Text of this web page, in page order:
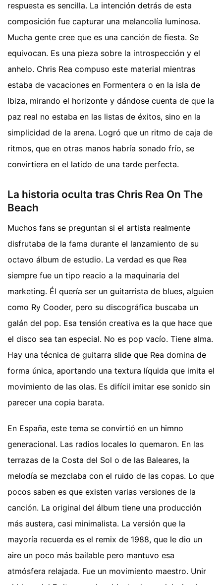
respuesta es sencilla. La intención detrás de esta
composición fue capturar una melancolía luminosa.
Mucha gente cree que es una canción de fiesta. Se
equivocan. Es una pieza sobre la introspección y el
anhelo. Chris Rea compuso este material mientras
estaba de vacaciones en Formentera o en la isla de
Ibiza, mirando el horizonte y dándose cuenta de que la
paz real no estaba en las listas de éxitos, sino en la
simplicidad de la arena. Logró que un ritmo de caja de
ritmos, que en otras manos habría sonado frío, se
convirtiera en el latido de una tarde perfecta.
La historia oculta tras Chris Rea On The
Beach
Muchos fans se preguntan si el artista realmente
disfrutaba de la fama durante el lanzamiento de su
octavo álbum de estudio. La verdad es que Rea
siempre fue un tipo reacio a la maquinaria del
marketing. Él quería ser un guitarrista de blues, alguien
como Ry Cooder, pero su discográfica buscaba un
galán del pop. Esa tensión creativa es la que hace que
el disco sea tan especial. No es pop vacío. Tiene alma.
Hay una técnica de guitarra slide que Rea domina de
forma única, aportando una textura líquida que imita el
movimiento de las olas. Es difícil imitar ese sonido sin
parecer una copia barata.
En España, este tema se convirtió en un himno
generacional. Las radios locales lo quemaron. En las
terrazas de la Costa del Sol o de las Baleares, la
melodía se mezclaba con el ruido de las copas. Lo que
pocos saben es que existen varias versiones de la
canción. La original del álbum tiene una producción
más austera, casi minimalista. La versión que la
mayoría recuerda es el remix de 1988, que le dio un
aire un poco más bailable pero mantuvo esa
atmósfera relajada. Fue un movimiento maestro. Unir